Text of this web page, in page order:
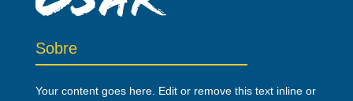
Sobre
Your content goes here. Edit or remove this text inline or